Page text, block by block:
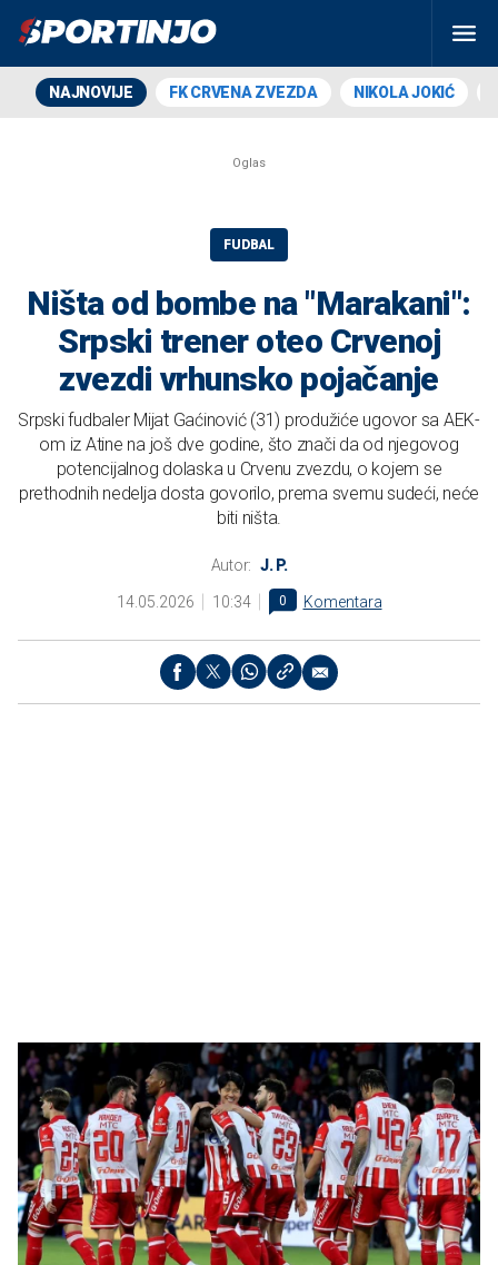
NAJNOVIJE FK CRVENA ZVEZDA NIKOLA JOKIĆ
FUDBAL
Ništa od bombe na "Marakani":
Srpski trener oteo Crvenoj
zvezdi vrhunsko pojačanje
Srpski fudbaler Mijat Gaćinović (31) produžiće ugovor sa AEK-
om iz Atine na još dve godine, što znači da od njegovog
potencijalnog dolaska u Crvenu zvezdu, o kojem se
prethodnih nedelja dosta govorilo, prema svemu sudeći, neće
biti ništa.
Autor: J. P.
14.05.2026 10:34 0 Komentara